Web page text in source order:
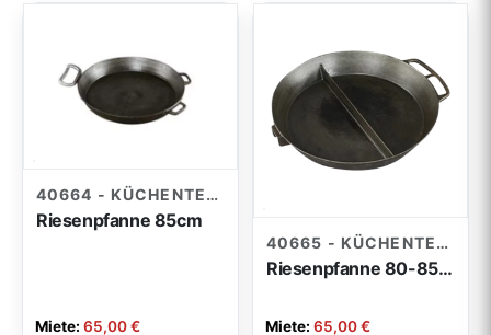
40664 - KÜCHENTECHNIK
Riesenpfanne 85cm
Miete:65,00 €
40665 - KÜCHENTECHNIK
Riesenpfanne 80-85cm geteilt
Miete:65,00 €